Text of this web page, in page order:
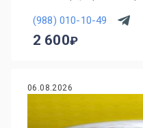
(988) 010-10-49
2 600
06.08.2026